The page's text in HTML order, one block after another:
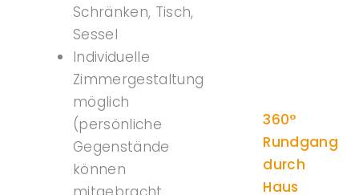
Schränken, Tisch,
Sessel
Individuelle
Zimmergestaltung
möglich
(persönliche
Gegenstände
können
360°
Rundgang
durch
Haus